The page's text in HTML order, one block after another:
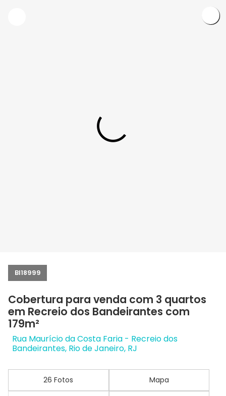
BI18999
Cobertura para venda com 3 quartos
em Recreio dos Bandeirantes com
179m²
Rua Maurício da Costa Faria - Recreio dos
Bandeirantes, Rio de Janeiro, RJ
26 Fotos Mapa